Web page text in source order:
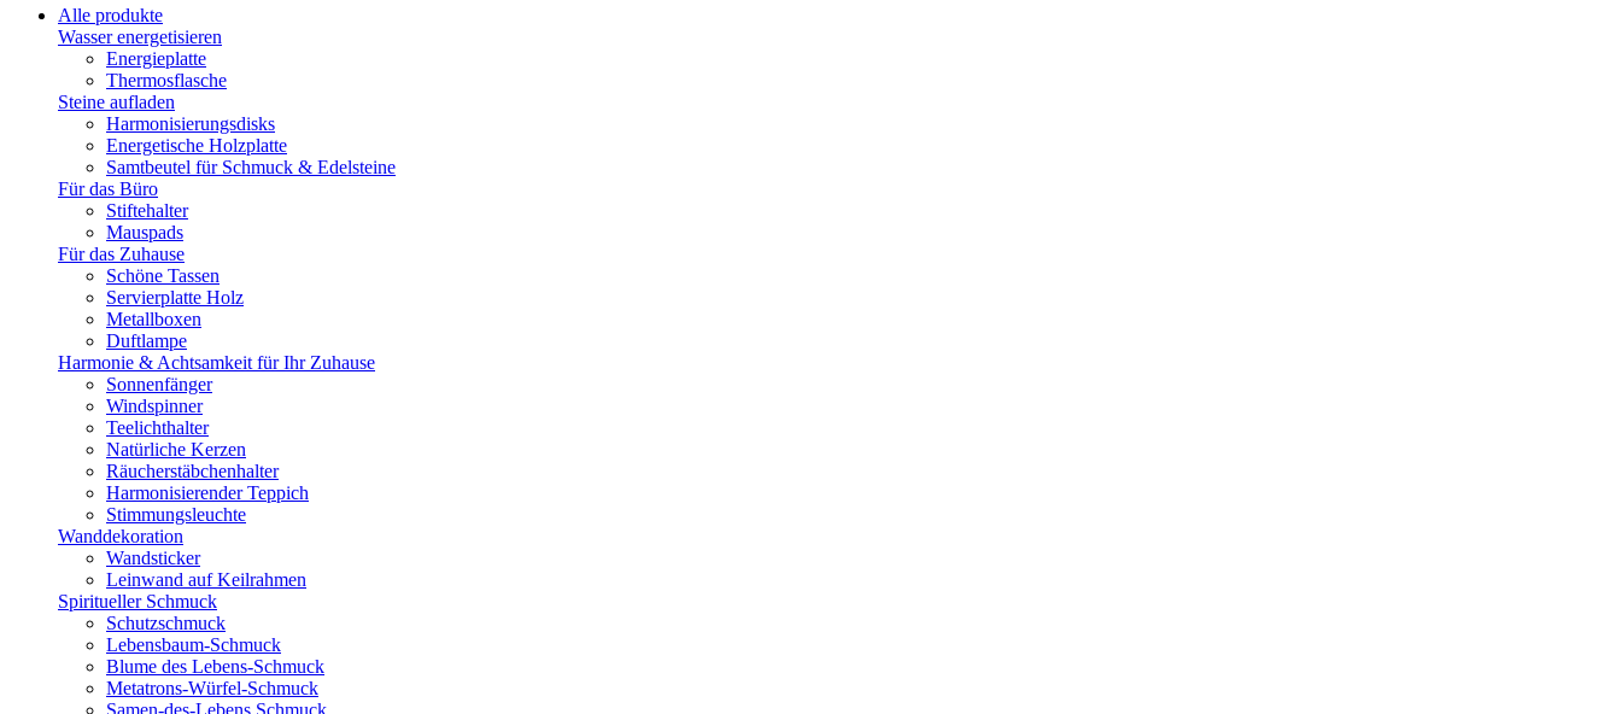
Alle produkte
Wasser energetisieren
Energieplatte​
Thermosflasche
Steine aufladen
Harmonisierungsdisks
Energetische Holzplatte
Samtbeutel für Schmuck & Edelsteine
Für das Büro
Stiftehalter
Mauspads
Für das Zuhause
Schöne Tassen
Servierplatte Holz
Metallboxen
Duftlampe
Harmonie & Achtsamkeit für Ihr Zuhause
Sonnenfänger
Windspinner
Teelichthalter
Natürliche Kerzen
Räucherstäbchenhalter
Harmonisierender Teppich
Stimmungsleuchte
Wanddekoration
Wandsticker
Leinwand auf Keilrahmen
Spiritueller Schmuck
Schutzschmuck
Lebensbaum-Schmuck
Blume des Lebens-Schmuck
Metatrons-Würfel-Schmuck
Samen-des-Lebens Schmuck